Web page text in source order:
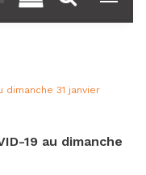
dimanche 31 janvier
19 au dimanche